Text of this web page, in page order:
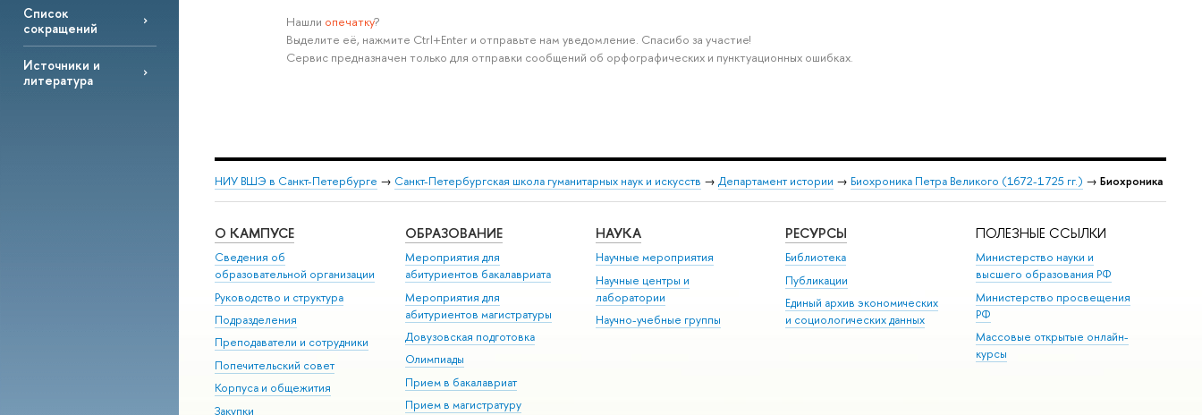
Список
сокращений
Источники и
литература
Нашли опечатку?
Выделите её, нажмите Ctrl+Enter и отправьте нам уведомление. Спасибо за участие!
Сервис предназначен только для отправки сообщений об орфографических и пунктуационных ошибках.
НИУ ВШЭ в Санкт-Петербурге → Санкт-Петербургская школа гуманитарных наук и искусств → Департамент истории → Биохроника Петра Великого (1672-1725 гг.) → Биохроника
О КАМПУСЕ
Сведения об
образовательной организации
Руководство и структура
Подразделения
Преподаватели и сотрудники
Попечительский совет
Корпуса и общежития
Закупки
ОБРАЗОВАНИЕ
Мероприятия для
абитуриентов бакалавриата
Мероприятия для
абитуриентов магистратуры
Довузовская подготовка
Олимпиады
Прием в бакалавриат
Прием в магистратуру
НАУКА
Научные мероприятия
Научные центры и
лаборатории
Научно-учебные группы
РЕСУРСЫ
Библиотека
Публикации
Единый архив экономических
и социологических данных
ПОЛЕЗНЫЕ ССЫЛКИ
Министерство науки и
высшего образования РФ
Министерство просвещения
РФ
Массовые открытые онлайн-
курсы